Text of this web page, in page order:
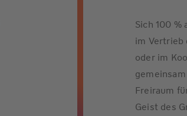
Sich 100
im Vertrieb
oder im
Freiraum
Geist des